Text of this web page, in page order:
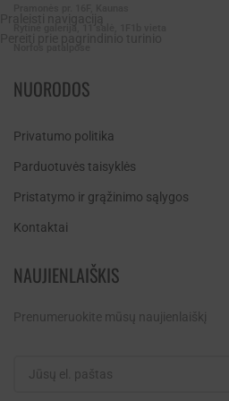
NUORODOS
Privatumo politika
Parduotuvės taisyklės
Pristatymo ir grąžinimo sąlygos
Kontaktai
NAUJIENLAIŠKIS
Prenumeruokite mūsų naujienlaiškį